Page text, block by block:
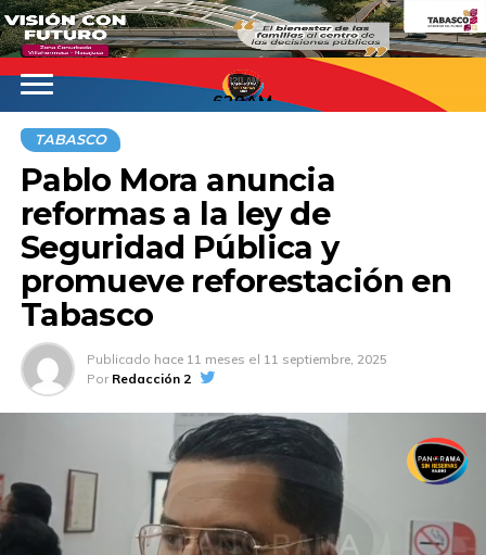
620AM
TABASCO
Pablo Mora anuncia
reformas a la ley de
Seguridad Pública y
promueve reforestación en
Tabasco
Publicado hace 11 meses el 11 septiembre, 2025
Por Redacción 2